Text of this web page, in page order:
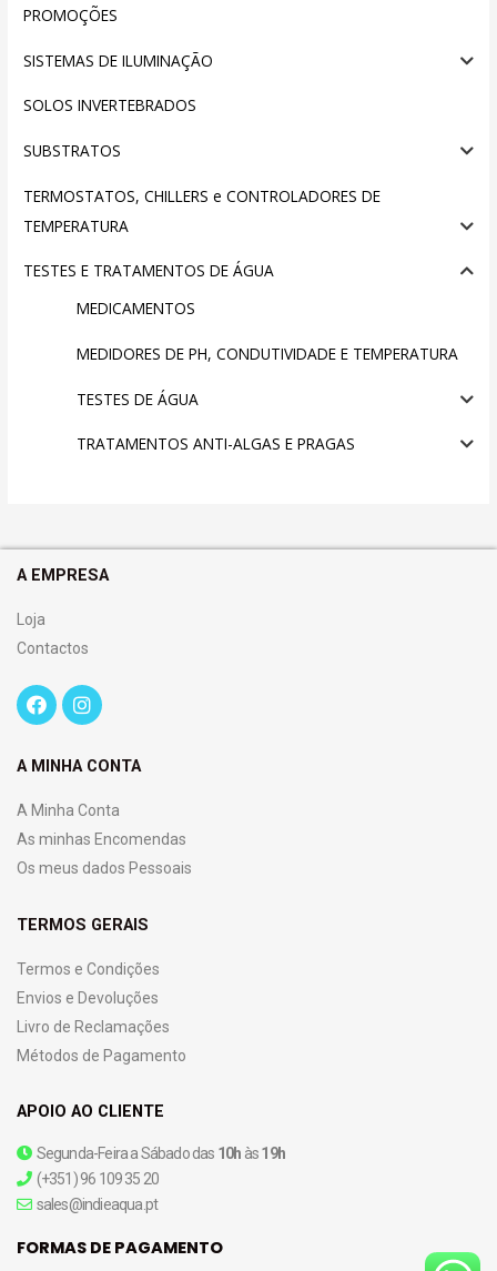
PROMOÇÕES
SISTEMAS DE ILUMINAÇÃO
SOLOS INVERTEBRADOS
SUBSTRATOS
TERMOSTATOS, CHILLERS e CONTROLADORES DE
TEMPERATURA
TESTES E TRATAMENTOS DE ÁGUA
MEDICAMENTOS
MEDIDORES DE PH, CONDUTIVIDADE E TEMPERATURA
TESTES DE ÁGUA
TRATAMENTOS ANTI-ALGAS E PRAGAS
A EMPRESA
Loja
Contactos
A MINHA CONTA
A Minha Conta
As minhas Encomendas
Os meus dados Pessoais
TERMOS GERAIS
Termos e Condições
Envios e Devoluções
Livro de Reclamações
Métodos de Pagamento
APOIO AO CLIENTE
Segunda-Feira a Sábado das 10h às19h
(+351) 96 109 35 20
sales@indieaqua.pt
FORMAS DE PAGAMENTO